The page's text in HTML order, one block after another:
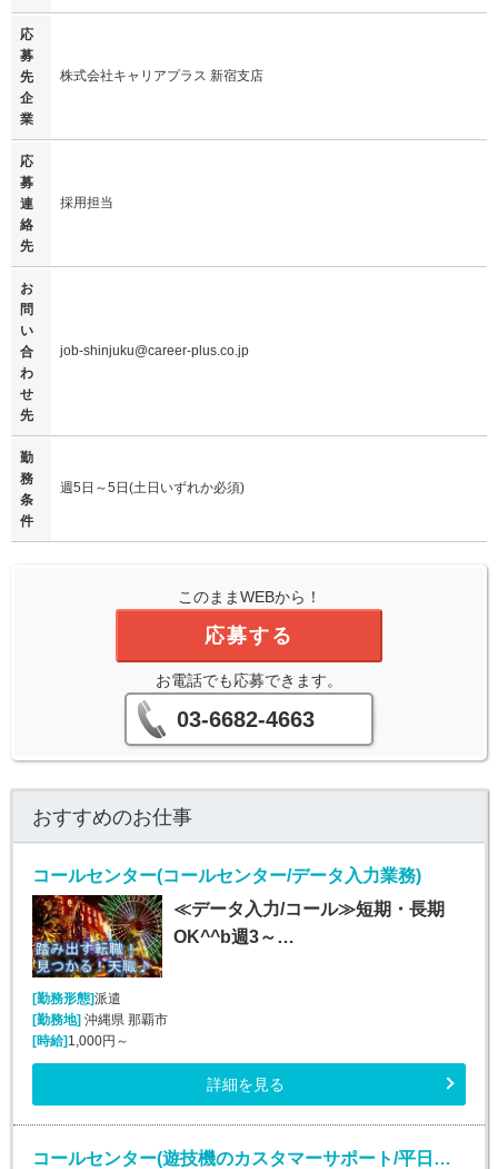
応
募
先
企
業
株式会社キャリアプラス 新宿支店
応
募
連
絡
先
採用担当
お
問
い
合
わ
せ
先
job-shinjuku@career-plus.co.jp
勤
務
条
件
週5日～5日(土日いずれか必須)
このままWEBから！
応募する
お電話でも応募できます。
03-6682-4663
おすすめのお仕事
コールセンター(コールセンター/データ入力業務)
≪データ入力/コール≫短期・長期
OK^^b週3～…
[勤務形態]派遣
[勤務地]沖縄県 那覇市
[時給]1,000円～
詳細を見る
コールセンター(遊技機のカスタマーサポート/平日のみ/長期)